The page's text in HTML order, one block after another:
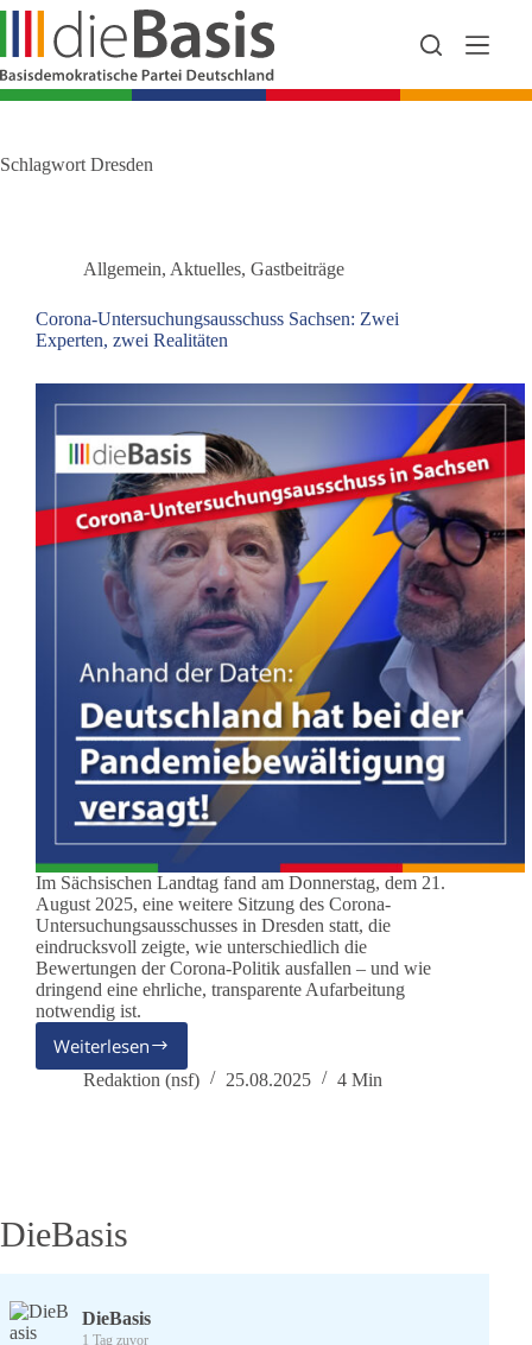
Zum
springen
Schlagwort Dresden
Allgemein, Aktuelles, Gastbeiträge
Corona-Untersuchungsausschuss Sachsen: Zwei
Experten, zwei Realitäten
Im Sächsischen Landtag fand am Donnerstag, dem 21.
August 2025, eine weitere Sitzung des Corona-
Untersuchungsausschusses in Dresden statt, die
eindrucksvoll zeigte, wie unterschiedlich die
Bewertungen der Corona-Politik ausfallen – und wie
dringend eine ehrliche, transparente Aufarbeitung
notwendig ist.
Weiterlesen
Corona-
Untersuchungsausschuss
Redaktion (nsf) 25.08.2025 4 Min
DieBasis
DieBasis
1 Tag zuvor